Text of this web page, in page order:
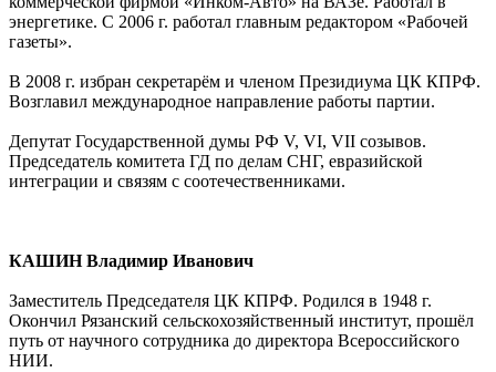
энергетике. С 2006 г. работал главным редактором «Рабочей
газеты».
В 2008 г. избран секретарём и членом Президиума ЦК КПРФ.
Возглавил международное направление работы партии.
Депутат Государственной думы РФ V, VI, VII созывов.
Председатель комитета ГД по делам СНГ, евразийской
интеграции и связям с соотечественниками.
КАШИН Владимир Иванович
Заместитель Председателя ЦК КПРФ. Родился в 1948 г.
Окончил Рязанский сельскохозяйственный институт, прошёл
путь от научного сотрудника до директора Всероссийского
НИИ.